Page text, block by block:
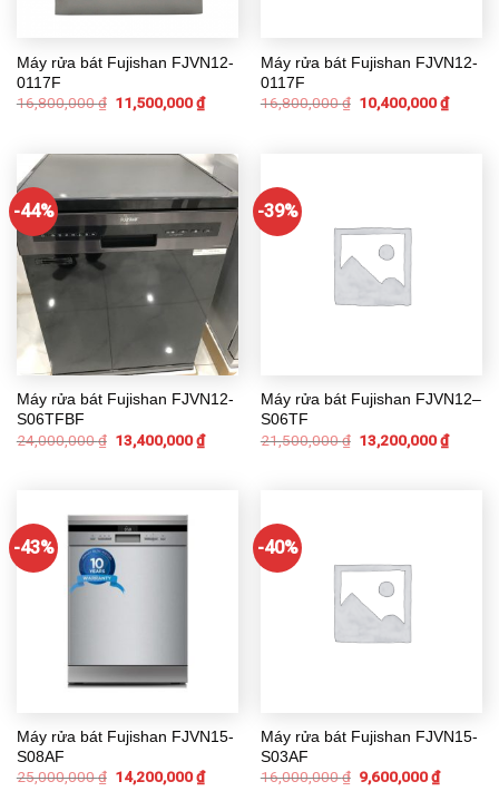
Máy rửa bát Fujishan FJVN12-
0117F
16,800,000₫ 11,500,000₫
Máy rửa bát Fujishan FJVN12-
0117F
16,800,000₫ 10,400,000₫
-44%
Máy rửa bát Fujishan FJVN12-
S06TFBF
24,000,000₫ 13,400,000₫
-39%
Máy rửa bát Fujishan FJVN12–
S06TF
21,500,000₫ 13,200,000₫
-43%
Máy rửa bát Fujishan FJVN15-
S08AF
25,000,000₫ 14,200,000₫
-40%
Máy rửa bát Fujishan FJVN15-
S03AF
16,000,000₫ 9,600,000₫